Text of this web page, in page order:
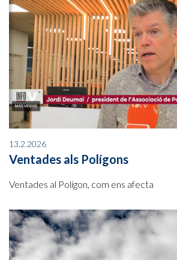
13.2.2026
Ventades als Polígons
Ventades al Polígon, com ens afecta